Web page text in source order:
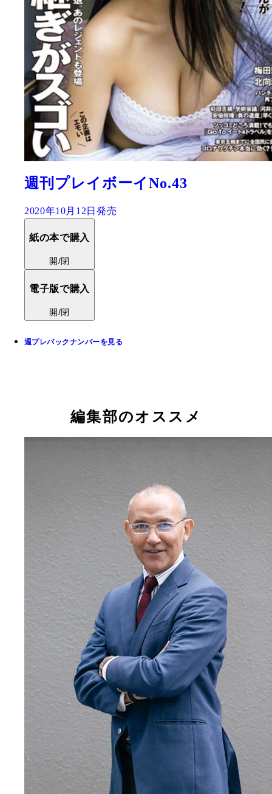
週刊プレイボーイNo.43
2020年10月12日発売
紙の本で購入
開/閉
電子版で購入
開/閉
週プレバックナンバーを見る
編集部のオススメ